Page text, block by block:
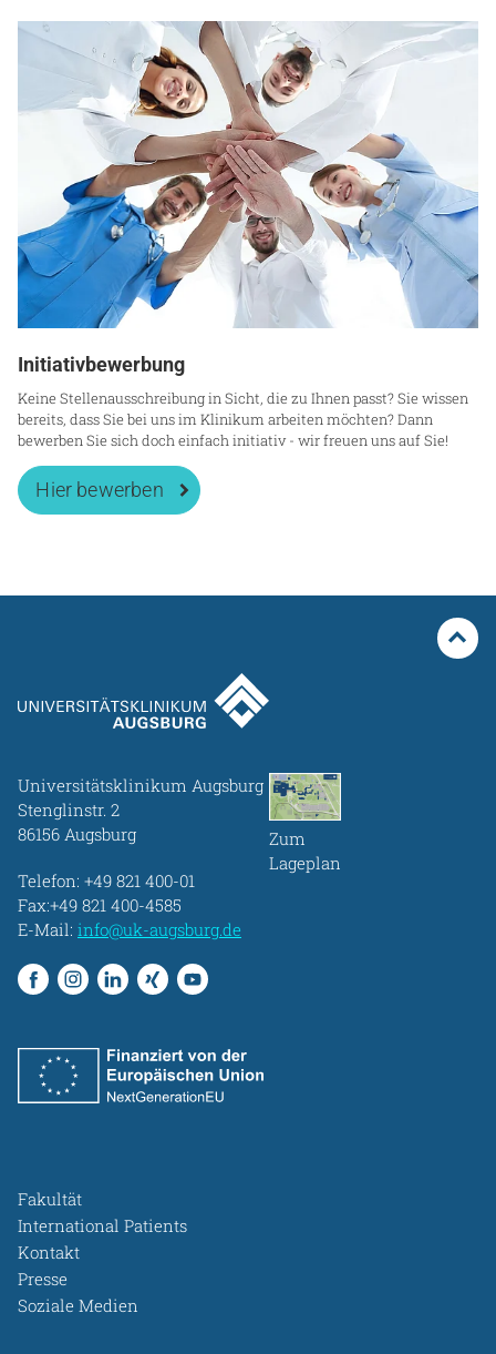
Initiativbewerbung
Keine Stellenausschreibung in Sicht, die zu Ihnen passt? Sie wissen
bereits, dass Sie bei uns im Klinikum arbeiten möchten? Dann
bewerben Sie sich doch einfach initiativ - wir freuen uns auf Sie!
Hier bewerben
Universitätsklinikum Augsburg
Stenglinstr. 2
86156 Augsburg
Telefon: +49 821 400-01
Fax:+49 821 400-4585
E-Mail: info@uk-augsburg.de
Zum
Lageplan
Fakultät
International Patients
Kontakt
Presse
Soziale Medien